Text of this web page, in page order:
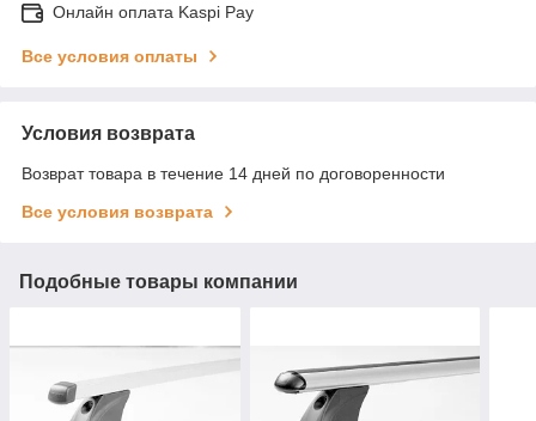
Онлайн оплата Kaspi Pay
Все условия оплаты
Условия возврата
Возврат товара в течение 14 дней по договоренности
Все условия возврата
Подобные товары компании